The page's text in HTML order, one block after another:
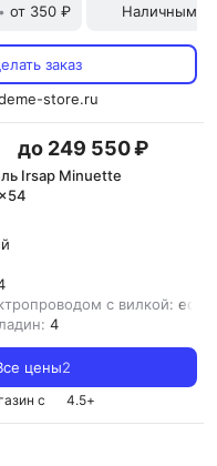
• от 350 ₽ Наличными
заказ
store.ru
до 249 550 ₽
Irsap Minuette
с вилкой: есть
4
цены2
с 4.5+